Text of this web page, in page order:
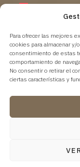
Para ofrecer las mejores
cookies para almacenar y/
consentimiento de estas
comportamiento de
No consentir o retirar el
ciertas características y
@ 2024 Tres Lunas
Política
marlon